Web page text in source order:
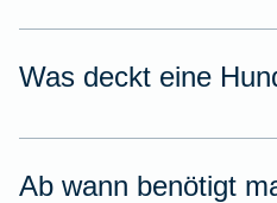
Was deckt eine
Ab wann benötigt